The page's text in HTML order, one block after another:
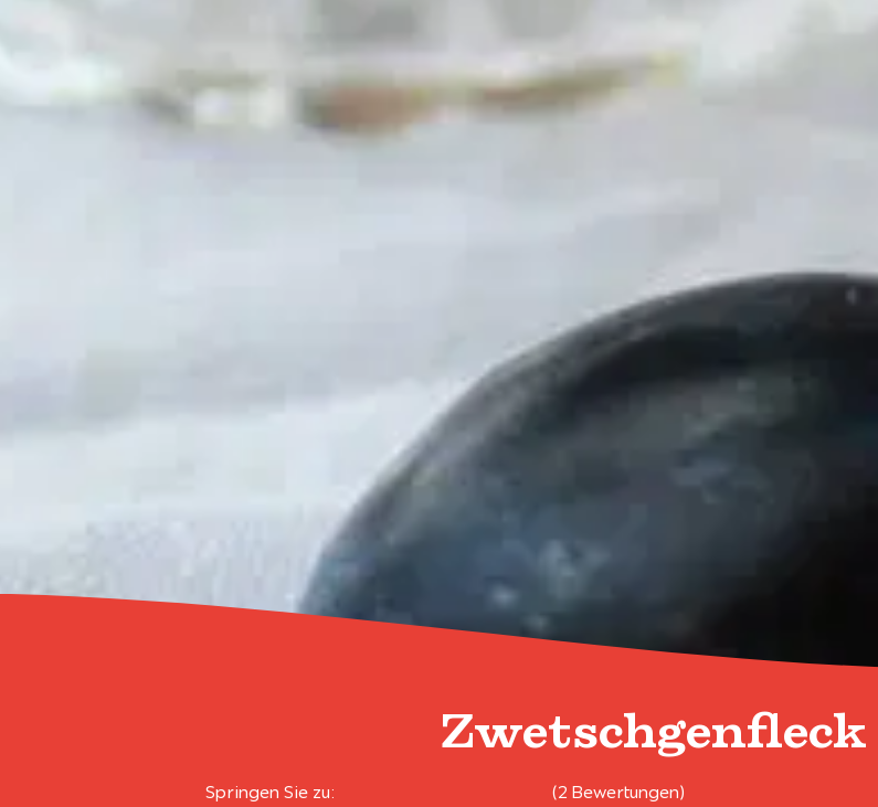
Zwetschgenfleck
Springen Sie zu:
(2 Bewertungen)